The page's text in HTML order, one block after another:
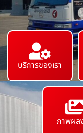
บริการของเรา
ภาพผล